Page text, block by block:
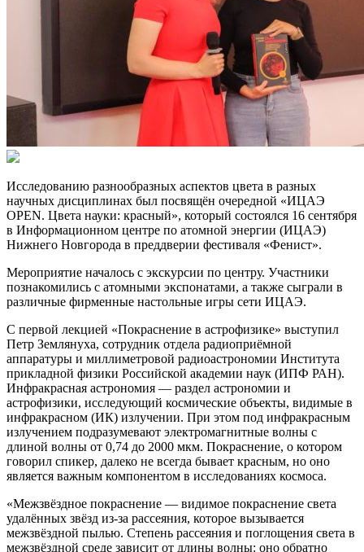
Исследованию разнообразных аспектов цвета в разных
научных дисциплинах был посвящён очередной «ИЦАЭ
OPEN. Цвета науки: красный», который состоялся 16 сентября
в Информационном центре по атомной энергии (ИЦАЭ)
Нижнего Новгорода в преддверии фестиваля «Фенист».
Мероприятие началось с экскурсии по центру. Участники
познакомились с атомными экспонатами, а также сыграли в
различные фирменные настольные игры сети ИЦАЭ.
С первой лекцией «Покраснение в астрофизике» выступил
Петр Землянуха, сотрудник отдела радиоприёмной
аппаратуры и миллиметровой радиоастрономии Института
прикладной физики Российской академии наук (ИПФ РАН).
Инфракрасная астрономия — раздел астрономии и
астрофизики, исследующий космические объекты, видимые в
инфракрасном (ИК) излучении. При этом под инфракрасным
излучением подразумевают электромагнитные волны с
длиной волны от 0,74 до 2000 мкм. Покраснение, о котором
говорил спикер, далеко не всегда бывает красным, но оно
является важным компонентом в исследованиях космоса.
«Межзвёздное покраснение — видимое покраснение света
удалённых звёзд из-за рассеяния, которое вызывается
межзвёздной пылью. Степень рассеяния и поглощения света в
межзвёздной среде зависит от длины волны: оно обратно